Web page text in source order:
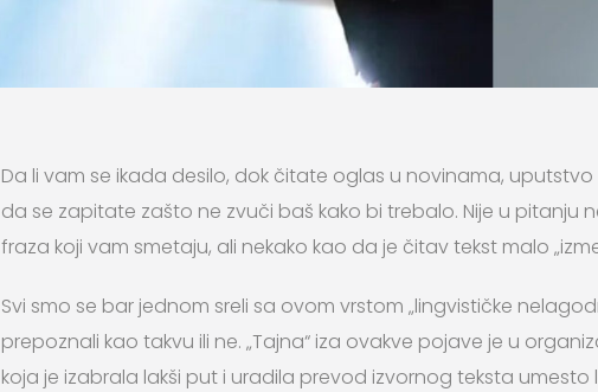
Da li vam se ikada desilo, dok čitate oglas u novinama, uputstvo
da se zapitate zašto ne zvuči baš kako bi trebalo. Nije u pitanju
fraza koji vam smetaju, ali nekako kao da je čitav tekst malo
Svi smo se bar jednom sreli sa ovom vrstom „lingvističke
prepoznali kao takvu ili ne. „Tajna“ iza ovakve pojave je u
koja je izabrala lakši put i uradila prevod izvornog teksta umesto